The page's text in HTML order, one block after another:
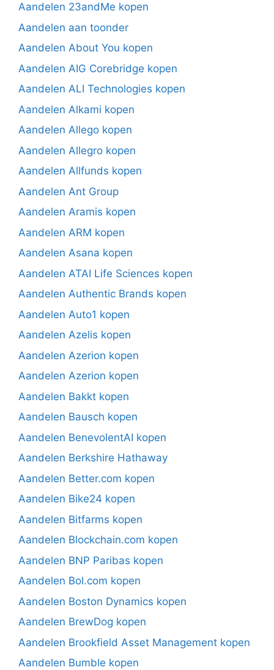
Aandelen 23andMe kopen
Aandelen aan toonder
Aandelen About You kopen
Aandelen AIG Corebridge kopen
Aandelen ALI Technologies kopen
Aandelen Alkami kopen
Aandelen Allego kopen
Aandelen Allegro kopen
Aandelen Allfunds kopen
Aandelen Ant Group
Aandelen Aramis kopen
Aandelen ARM kopen
Aandelen Asana kopen
Aandelen ATAI Life Sciences kopen
Aandelen Authentic Brands kopen
Aandelen Auto1 kopen
Aandelen Azelis kopen
Aandelen Azerion kopen
Aandelen Azerion kopen
Aandelen Bakkt kopen
Aandelen Bausch kopen
Aandelen BenevolentAI kopen
Aandelen Berkshire Hathaway
Aandelen Better.com kopen
Aandelen Bike24 kopen
Aandelen Bitfarms kopen
Aandelen Blockchain.com kopen
Aandelen BNP Paribas kopen
Aandelen Bol.com kopen
Aandelen Boston Dynamics kopen
Aandelen BrewDog kopen
Aandelen Brookfield Asset Management kopen
Aandelen Bumble kopen